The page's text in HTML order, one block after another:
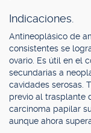
Indicaciones.
Antineoplásico de
consistentes se
ovario. Es útil en el
secundarias a
cavidades serosas.
previo al trasplante
carcinoma papilar
aunque ahora